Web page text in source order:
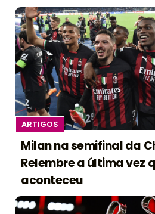
ARTIGOS
Milan na semifinal da
Relembre a última vez
aconteceu